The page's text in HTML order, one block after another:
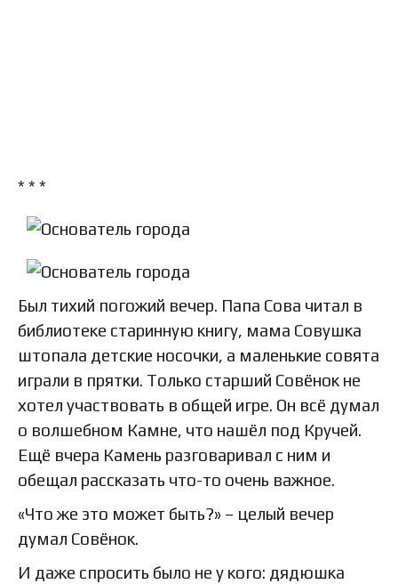
* * *
Был тихий погожий вечер. Папа Сова читал в
библиотеке старинную книгу, мама Совушка
штопала детские носочки, а маленькие совята
играли в прятки. Только старший Совёнок не
хотел участвовать в общей игре. Он всё думал
о волшебном Камне, что нашёл под Кручей.
Ещё вчера Камень разговаривал с ним и
обещал рассказать что-то очень важное.
«Что же это может быть?» – целый вечер
думал Совёнок.
И даже спросить было не у кого: дядюшка